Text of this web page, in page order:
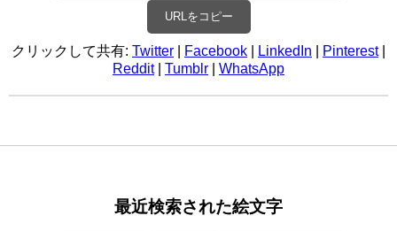
URLをコピー
クリックして共有: Twitter Facebook LinkedIn Pinterest|
Reddit| Tumblr WhatsApp
最近検索された絵文字